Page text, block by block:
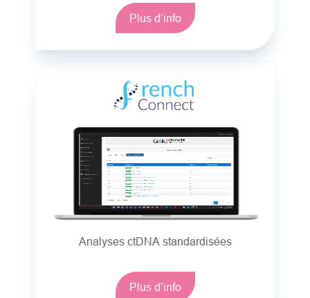
Plus d’info
Analyses ctDNA standardisées
Plus d’info